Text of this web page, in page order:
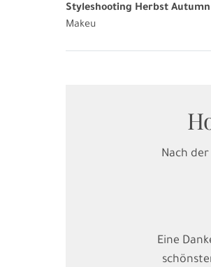
Styleshooting Herbst
Makeu
Nach
Eine